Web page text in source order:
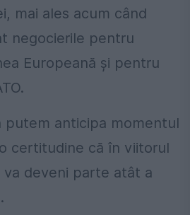
mai ales acum când
negocierile pentru
Europeană și pentru
putem anticipa momentul
certitudine că în viitorul
deveni parte atât a